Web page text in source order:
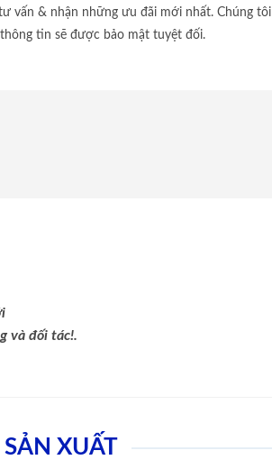
vấn & nhận những ưu đãi mới nhất. Chúng tôi
tin sẽ được bảo mật tuyệt đối.
và đối tác!.
XUẤT